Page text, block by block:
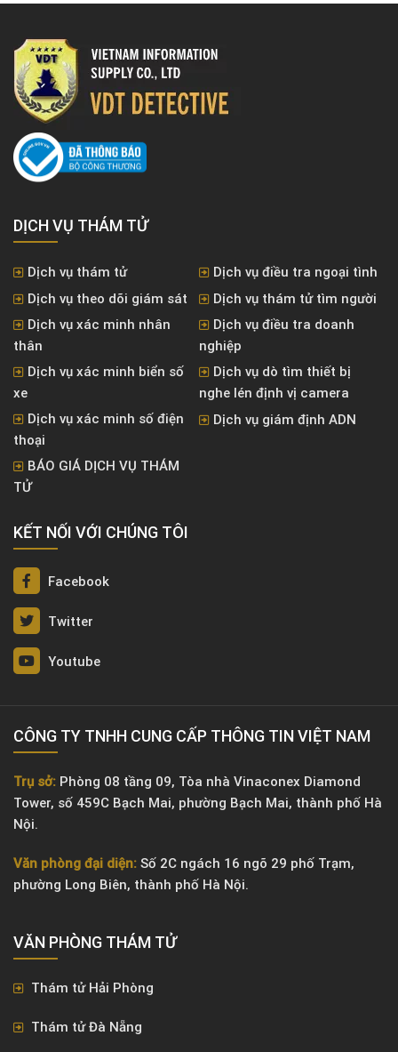
DỊCH VỤ THÁM TỬ
Dịch vụ thám tử
Dịch vụ điều tra ngoại tình
Dịch vụ theo dõi giám sát
Dịch vụ thám tử tìm người
Dịch vụ xác minh nhân
thân
Dịch vụ điều tra doanh
nghiệp
Dịch vụ xác minh biển số
xe
Dịch vụ dò tìm thiết bị
nghe lén định vị camera
Dịch vụ xác minh số điện
thoại
Dịch vụ giám định ADN
BÁO GIÁ DỊCH VỤ THÁM
TỬ
KẾT NỐI VỚI CHÚNG TÔI
Facebook
Twitter
Youtube
CÔNG TY TNHH CUNG CẤP THÔNG TIN VIỆT NAM
Trụ sở: Phòng 08 tầng 09, Tòa nhà Vinaconex Diamond
Tower, số 459C Bạch Mai, phường Bạch Mai, thành phố Hà
Nội.
Văn phòng đại diện: Số 2C ngách 16 ngõ 29 phố Trạm,
phường Long Biên, thành phố Hà Nội.
VĂN PHÒNG ​THÁM TỬ
Thám tử Hải Phòng
Thám tử Đà Nẵng